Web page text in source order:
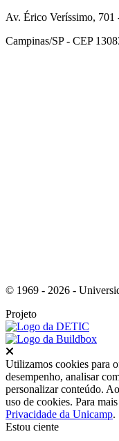
Av. Érico Veríssimo,
Campinas/SP - CEP
© 1969 - 2026 -
Projeto
Utilizamos cookies para
desempenho, analisar
personalizar conteúdo.
uso de cookies. Para
Privacidade da Unicamp.
Estou ciente